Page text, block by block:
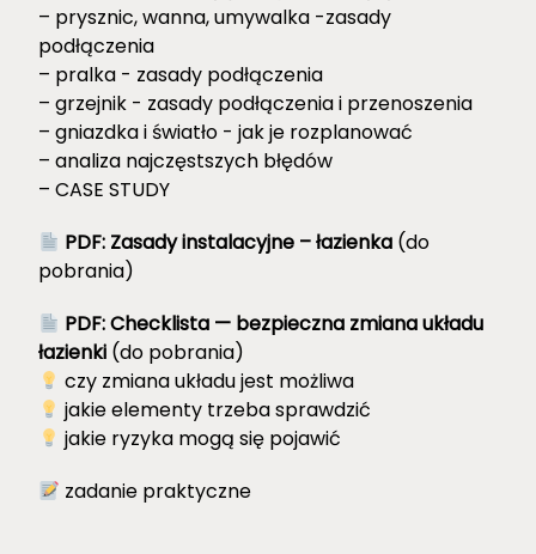
– prysznic, wanna, umywalka -zasady
podłączenia
– pralka - zasady podłączenia
– grzejnik - zasady podłączenia i przenoszenia
– gniazdka i światło - jak je rozplanować
– analiza najczęstszych błędów
– CASE STUDY
PDF: Zasady instalacyjne – łazienka (do
pobrania)
PDF:Checklista — bezpieczna zmiana układu
łazienki (do pobrania)
czy zmiana układu jest możliwa
jakie elementy trzeba sprawdzić
jakie ryzyka mogą się pojawić
zadanie praktyczne